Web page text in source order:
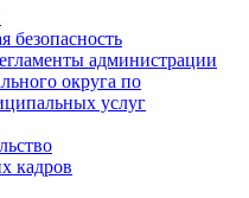
безопасность
администрации
округа по
услуг
кадров